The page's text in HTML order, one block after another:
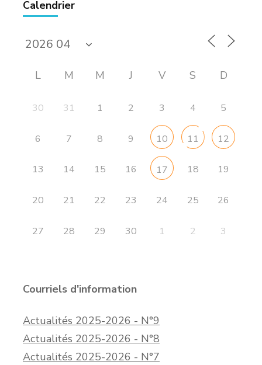
Calendrier
L M M J V S D
30 31 1 2 3 4 5
6 7 8 9 10 11 12
13 14 15 16 17 18 19
20 21 22 23 24 25 26
27 28 29 30 1 2 3
Courriels d'information
Actualités 2025-2026 - N°9
Actualités 2025-2026 - N°8
Actualités 2025-2026 - N°7